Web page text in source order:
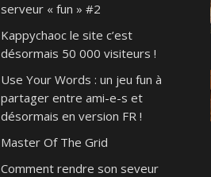
serveur « fun » #2
Kappychaoc le site c’est
désormais 50 000 visiteurs !
Use Your Words : un jeu fun à
partager entre ami-e-s et
désormais en version FR !
Master Of The Grid
Comment rendre son seveur